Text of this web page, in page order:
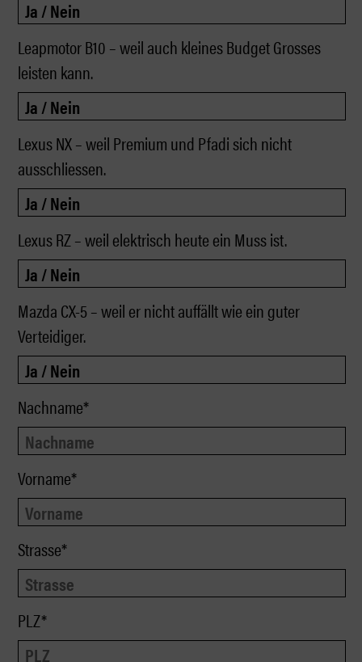
Leapmotor B10 – weil auch kleines Budget Grosses
leisten kann.
Lexus NX – weil Premium und Pfadi sich nicht
ausschliessen.
Lexus RZ – weil elektrisch heute ein Muss ist.
Mazda CX-5 – weil er nicht auffällt wie ein guter
Verteidiger.
Nachname*
Vorname*
Strasse*
PLZ*